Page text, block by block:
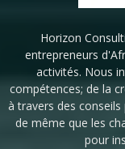
Horizon
entrepreneurs
activités. Nous
compétences; de la
à travers des
de même que les
pour